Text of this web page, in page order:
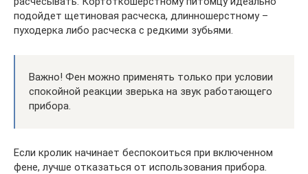
подойдет щетиновая расческа, длинношерстному –
пуходерка либо расческа с редкими зубьями.
Важно! Фен можно применять только при условии
спокойной реакции зверька на звук работающего
прибора.
Если кролик начинает беспокоиться при включенном
фене, лучше отказаться от использования прибора.